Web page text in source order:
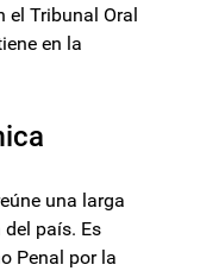
el Tribunal Oral
en la
una larga
país. Es
Penal por la